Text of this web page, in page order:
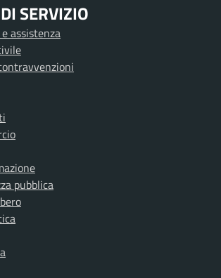
SERVIZIO
assistenza
pubblica